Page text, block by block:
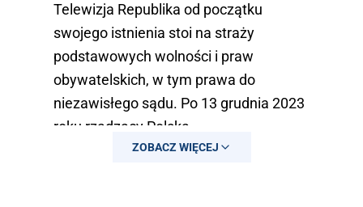
Telewizja Republika od początku
swojego istnienia stoi na straży
podstawowych wolności i praw
obywatelskich, w tym prawa do
niezawisłego sądu. Po 13 grudnia 2023
roku rządzący Polską…
ZOBACZ WIĘCEJ